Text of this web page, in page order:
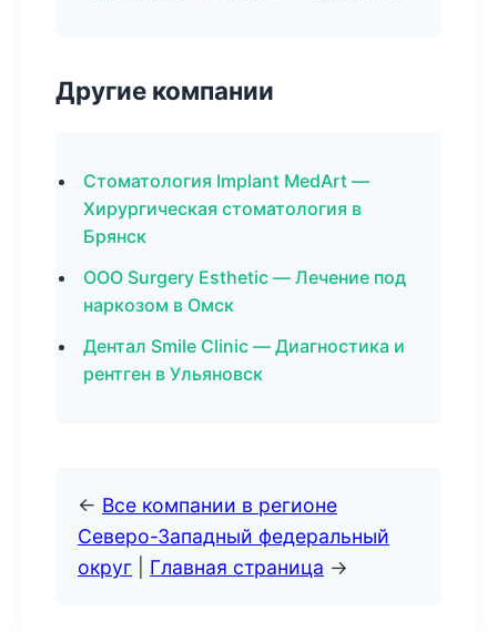
Другие компании
Стоматология Implant MedArt —
Хирургическая стоматология в
Брянск
ООО Surgery Esthetic — Лечение под
наркозом в Омск
Дентал Smile Clinic — Диагностика и
рентген в Ульяновск
← Все компании в регионе
Северо-Западный федеральный
округ
Главная страница →